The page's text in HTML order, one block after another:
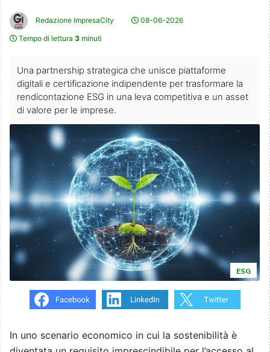
Redazione ImpresaCity
08-06-2026
Tempo di lettura 3 minuti
Una partnership strategica che unisce piattaforme
digitali e certificazione indipendente per trasformare la
rendicontazione ESG in una leva competitiva e un asset
di valore per le imprese.
ESG
In uno scenario economico in cui la sostenibilità è